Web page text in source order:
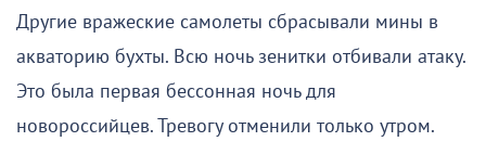
Другие вражеские самолеты сбрасывали мины в
акваторию бухты. Всю ночь зенитки отбивали атаку.
Это была первая бессонная ночь для
новороссийцев. Тревогу отменили только утром.